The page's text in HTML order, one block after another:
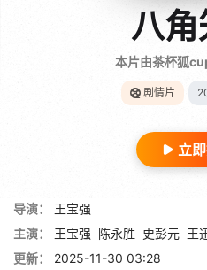
八
本片由茶杯狐
剧情片
立
导演：
王宝强
主演：
王宝强 陈永胜 史彭元 王
更新：
2025-11-30 03:28